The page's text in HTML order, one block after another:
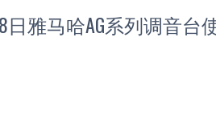
日雅马哈AG系列调音台